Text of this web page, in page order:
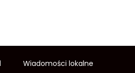
Wiadomości lokalne